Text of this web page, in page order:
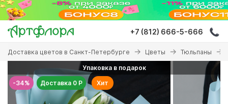
Перейти
основному
содержанию
+7 (812) 666-5-666
Вы
здесь
Доставка цветов в Санкт-Петербурге Цветы Тюльпаны
-34%
Упаковка в подарок
Доставка 0 Р
Хит